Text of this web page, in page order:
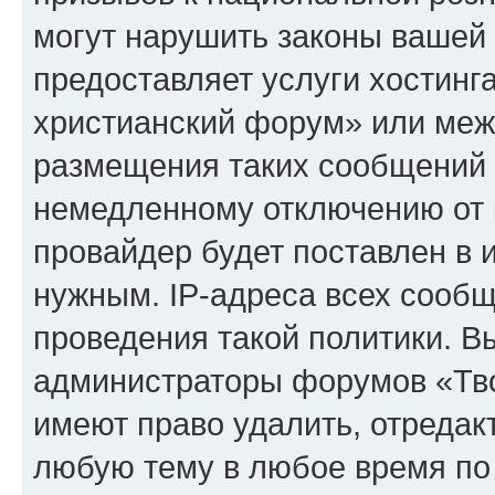
могут нарушить законы
предоставляет услуги
христианский форум» или
размещения таких
немедленному отключению
провайдер будет поставлен в
нужным. IP-адреса всех
проведения такой политики.
администраторы форумов
имеют право удалить,
любую тему в любое время